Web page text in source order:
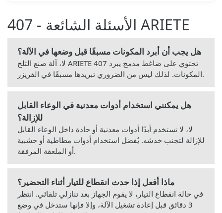
الأسئلة الشائعة - 407 ARIETE
هل يجب أن أبرد المكونات مسبقًا قبل وضعها في الآلة؟
لا، آلة صنع الثلج ARIETE 407 تحتوي على ضاغط مدمج يبرد
المكونات. لذلك ليس من الضروري تبريدها مسبقًا في الفريزر.
هل يمكنني استخدام أدوات معدنية في الوعاء القابل
للإزالة؟
لا، لا تستخدم أبدًا أدوات معدنية أو حادة داخل الوعاء القابل
للإزالة لتجنب خدشه. يُفضل استخدام أدوات مطاطية أو خشبية
أو الملعقة المرفقة.
ماذا أفعل إذا حدث انقطاع للتيار أثناء التحضير؟
في حالة انقطاع التيار، لا يقوم الجهاز بعد تنازلي تلقائي. انتظر
3 دقائق قبل إعادة تشغيل الآلة، وإلا فإنها ستدخل في وضع